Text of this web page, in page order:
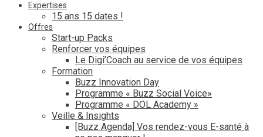
Expertises
15 ans 15 dates !
Offres
Start-up Packs
Renforcer vos équipes
Le Digi’Coach au service de vos équipes
Formation
Buzz Innovation Day
Programme « Buzz Social Voice»
Programme « DOL Academy »
Veille & Insights
[Buzz Agenda] Vos rendez-vous E-santé à